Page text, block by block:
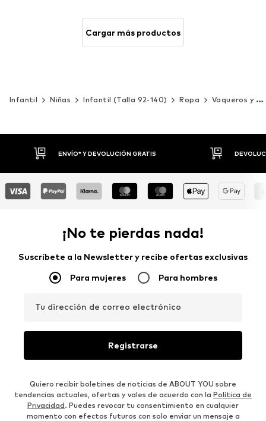
Cargar más productos
Infantil Niñas Infantil (Talla 92-140) Ropa Vaqueros y pantalones
DEVOLUCIONES HASTA 30 DÍAS
¡No te pierdas nada!
Suscríbete a la Newsletter y recibe ofertas exclusivas
Para mujeres Para hombres
Tu dirección de correo electrónico
Registrarse
Quiero recibir boletines de noticias de ABOUT YOU sobre
tendencias actuales, ofertas y vales de acuerdo con la Política de
Privacidad. Puedes revocar tu consentimiento en cualquier
momento con efectos futuros con solo enviar un mensaje a